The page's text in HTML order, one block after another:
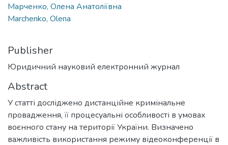
Марченко, Олена Анатоліївна
Marchenko, Olena
Publisher
Юридичний науковий електронний журнал
Abstract
У статті досліджено дистанційне кримінальне
провадження, її процесуальні особливості в умовах
воєнного стану на території України. Визначено
важливість використання режиму відеоконференції в